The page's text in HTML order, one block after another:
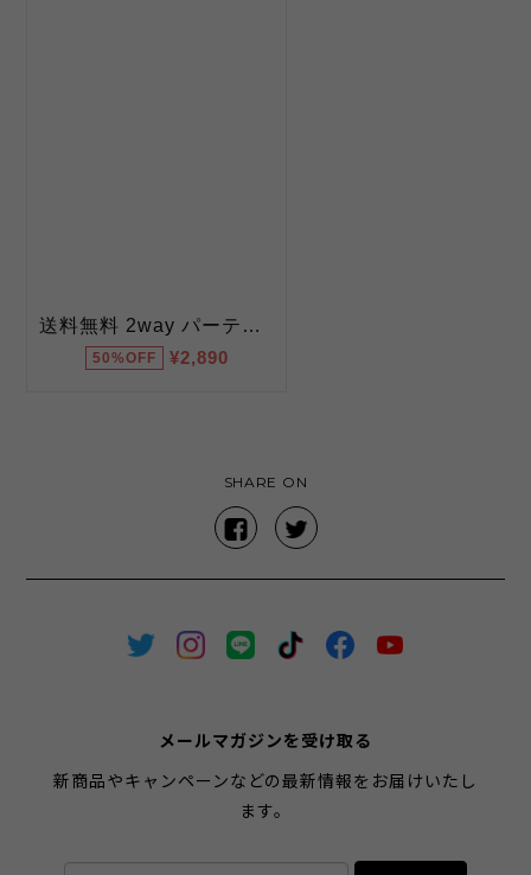
SHARE ON
メールマガジンを受け取る
新商品やキャンペーンなどの最新情報をお届けいたし
ます。